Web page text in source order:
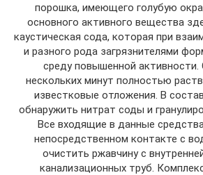
порошка, имеющего голубую
основного активного вещества
каустическая сода, которая при
и разного рода загрязнителями
среду повышенной активности.
нескольких минут полностью
известковые отложения. В
обнаружить нитрат соды и
Все входящие в данные
непосредственном контакте с
очистить ржавчину с
канализационных труб.